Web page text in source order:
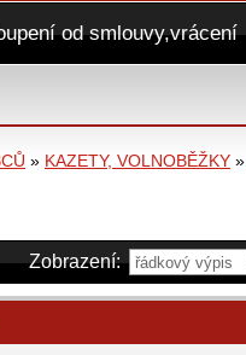
» KAZETY, VOLNOBĚŽKY »
Zobrazení:
od smlouvy,vrácení